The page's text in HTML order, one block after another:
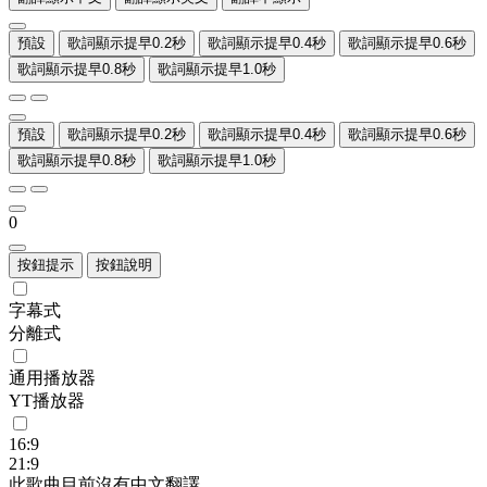
預設 歌詞顯示提早0.2秒 歌詞顯示提早0.4秒
歌詞顯示提早0.6秒
歌詞顯示提早0.8秒
歌詞顯示提早1.0秒
預設 歌詞顯示提早0.2秒 歌詞顯示提早0.4秒
歌詞顯示提早0.6秒
歌詞顯示提早0.8秒
歌詞顯示提早1.0秒
0
按鈕提示 按鈕說明
字幕式
分離式
通用播放器
YT播放器
16:9
21:9